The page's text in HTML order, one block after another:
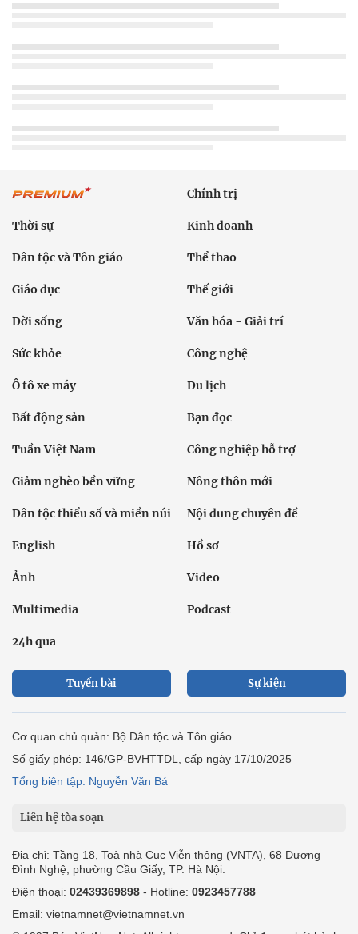
Chính trị
Thời sự Kinh doanh
Dân tộc và Tôn giáo Thể thao
Giáo dục Thế giới
Đời sống Văn hóa - Giải trí
Sức khỏe Công nghệ
Ô tô xe máy Du lịch
Bất động sản Bạn đọc
Tuần Việt Nam Công nghiệp hỗ trợ
Giảm nghèo bền vững Nông thôn mới
Dân tộc thiểu số và miền núi Nội dung chuyên đề
English Hồ sơ
Ảnh Video
Multimedia Podcast
24h qua
Tuyến bài Sự kiện
Cơ quan chủ quản: Bộ Dân tộc và Tôn giáo
Số giấy phép: 146/GP-BVHTTDL, cấp ngày 17/10/2025
Tổng biên tập: Nguyễn Văn Bá
Liên hệ tòa soạn
Địa chỉ: Tầng 18, Toà nhà Cục Viễn thông (VNTA), 68 Dương
Đình Nghệ, phường Cầu Giấy, TP. Hà Nội.
Điện thoại: 02439369898 - Hotline: 0923457788
Email: vietnamnet@vietnamnet.vn